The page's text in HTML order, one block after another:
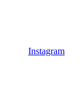
Instagram